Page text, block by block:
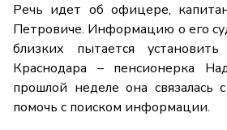
Речь идет об офицере,
Петровиче. Информацию о его
близких пытается
Краснодара – пенсионерка
прошлой неделе она связалась
помочь с поиском информации.